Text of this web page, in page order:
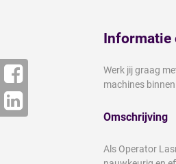
Informatie
Werk jij graag
machines
Omschrijving
Als Operator